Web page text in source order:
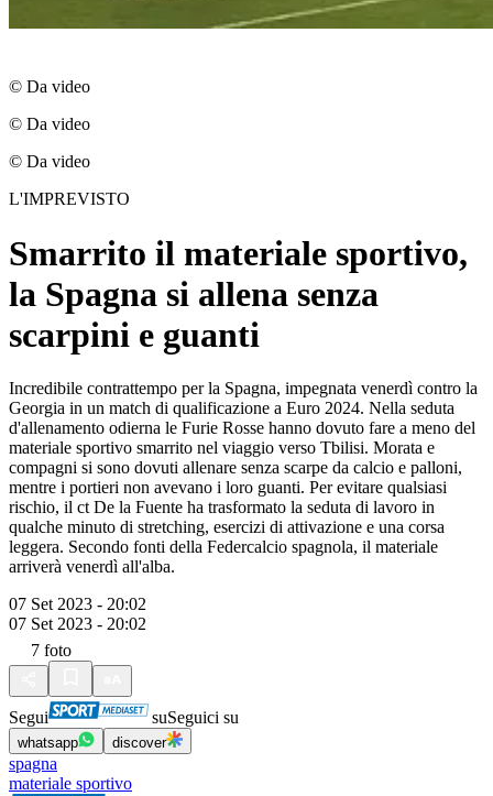
© Da video
© Da video
© Da video
L'IMPREVISTO
Smarrito il materiale sportivo,
la Spagna si allena senza
scarpini e guanti
Incredibile contrattempo per la Spagna, impegnata venerdì contro la
Georgia in un match di qualificazione a Euro 2024. Nella seduta
d'allenamento odierna le Furie Rosse hanno dovuto fare a meno del
materiale sportivo smarrito nel viaggio verso Tbilisi. Morata e
compagni si sono dovuti allenare senza scarpe da calcio e palloni,
mentre i portieri non avevano i loro guanti. Per evitare qualsiasi
rischio, il ct De la Fuente ha trasformato la seduta di lavoro in
qualche minuto di stretching, esercizi di attivazione e una corsa
leggera. Secondo fonti della Federcalcio spagnola, il materiale
arriverà venerdì all'alba.
07 Set 2023 - 20:02
07 Set 2023 - 20:02
7 foto
Segui suSeguici su
whatsapp discover
spagna
materiale sportivo